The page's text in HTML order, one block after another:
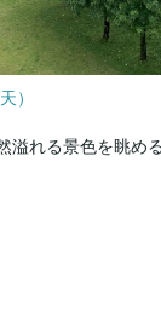
）
溢れる景色を眺め